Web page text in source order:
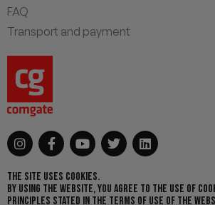
FAQ
Transport and payment
THE SITE USES COOKIES.
BY USING THE WEBSITE, YOU AGREE TO THE USE OF
PRINCIPLES STATED IN THE TERMS OF USE OF THE